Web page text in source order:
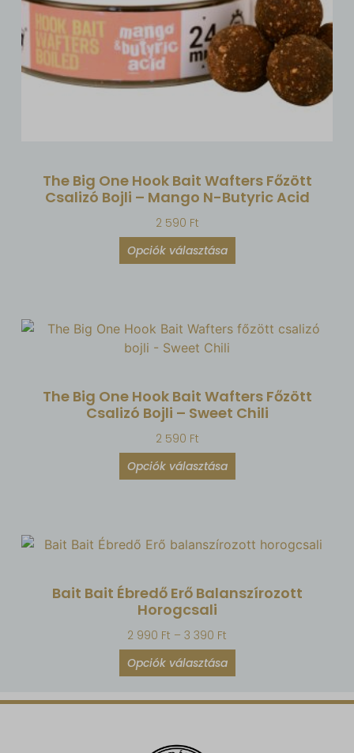
The Big One Hook Bait Wafters Főzött
Csalizó Bojli – Mango N-Butyric Acid
2 590 Ft
Opciók választása
The Big One Hook Bait Wafters Főzött
Csalizó Bojli – Sweet Chili
2 590 Ft
Opciók választása
Bait Bait Ébredő Erő Balanszírozott
Horogcsali
2 990 Ft – 3 390 Ft
Opciók választása